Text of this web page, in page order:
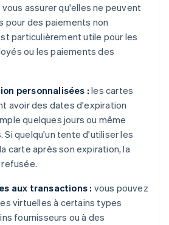
assurer qu'elles ne peuvent
pour des paiements non
particulièrement utile pour les
ou les paiements des
personnalisées : les cartes
avoir des dates d'expiration
quelques jours ou même
Si quelqu'un tente d'utiliser les
carte après son expiration, la
aux transactions : vous pouvez
virtuelles à certains types
fournisseurs ou à des